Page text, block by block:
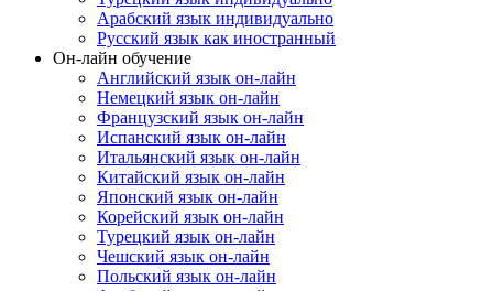
Арабский язык индивидуально
Русский язык как иностранный
Он-лайн обучение
Английский язык он-лайн
Немецкий язык он-лайн
Французский язык он-лайн
Испанский язык он-лайн
Итальянский язык он-лайн
Китайский язык он-лайн
Японский язык он-лайн
Корейский язык он-лайн
Турецкий язык он-лайн
Чешский язык он-лайн
Польский язык он-лайн